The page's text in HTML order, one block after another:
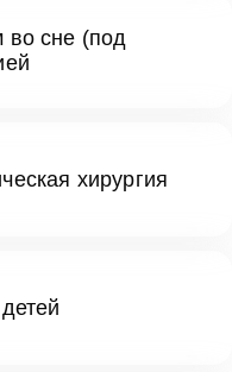
во сне (под
хирургия